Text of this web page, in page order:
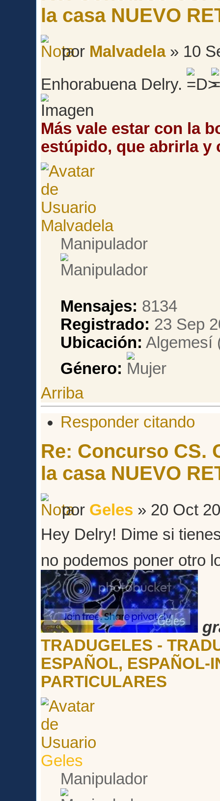
la casa NUEVO
por Malvadela» 10
Enhorabuena Delry.
Más vale estar con la
estúpido, que abrirla y
Malvadela
Manipulador
Mensajes: 8134
Registrado: 23 Sep
Ubicación: Algemesí
Género:
Arriba
Responder citando
Re: Concurso CS.
la casa NUEVO
por Geles » 20 Oct
Hey Delry! Dime si
no podemos poner otro
TRADUGELES -
ESPAÑOL, ESPAÑOL-
PARTICULARES
Geles
Manipulador